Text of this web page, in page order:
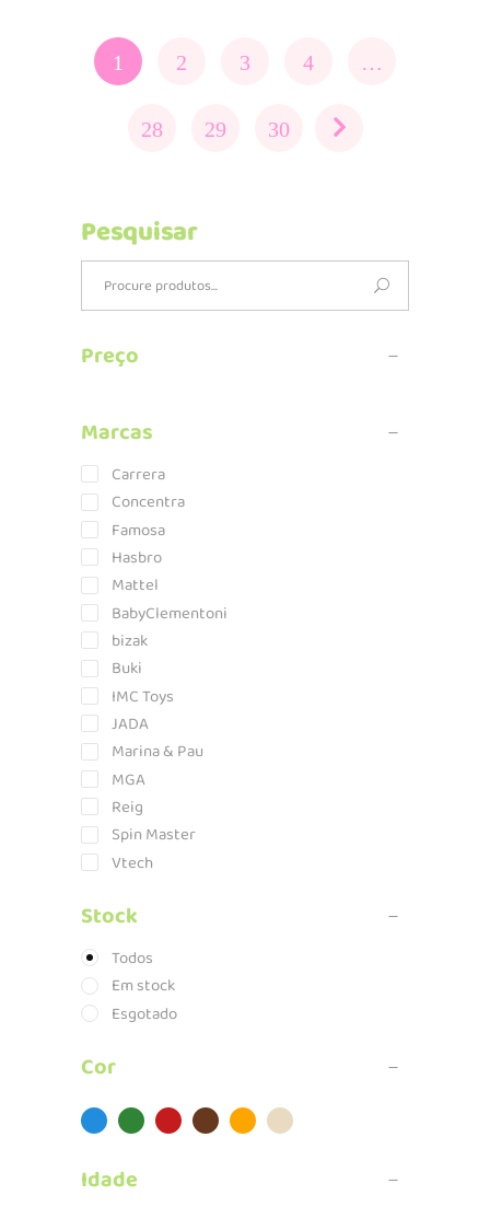
1 2 3 4 …
28 29 30
Pesquisar
Preço
Marcas
Carrera
Concentra
Famosa
Hasbro
Mattel
BabyClementoni
bizak
Buki
IMC Toys
JADA
Marina & Pau
MGA
Reig
Spin Master
Vtech
Stock
Todos
Em stock
Esgotado
Cor
Idade